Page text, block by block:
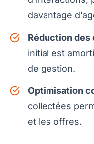
davantage
Réduction des
initial est
de gestion.
Optimisation
collectées
et les offres.